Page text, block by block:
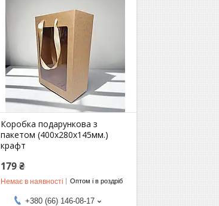
Коробка подарункова з
пакетом (400х280х145мм.)
крафт
179 ₴
Немає в наявності Оптом і в роздріб
+380 (66) 146-08-17